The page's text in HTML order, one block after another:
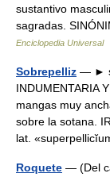
sustantivo
sagradas.
Enciclopedia Universal
Sobrepelliz — ►
INDUMENTARIA
mangas muy
sobre la sotana.
lat.
Roquete — (Del